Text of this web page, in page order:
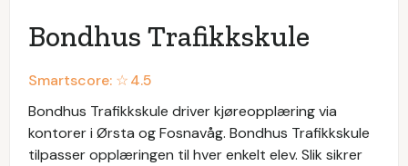
Bondhus Trafikkskule
Smartscore: ☆4.5
Bondhus Trafikkskule driver kjøreopplæring via
kontorer i Ørsta og Fosnavåg. Bondhus Trafikkskule
tilpasser opplæringen til hver enkelt elev. Slik sikrer